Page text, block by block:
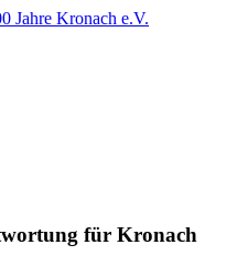
für Kronach